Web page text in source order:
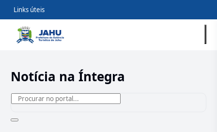
Links úteis
Notícia na Íntegra